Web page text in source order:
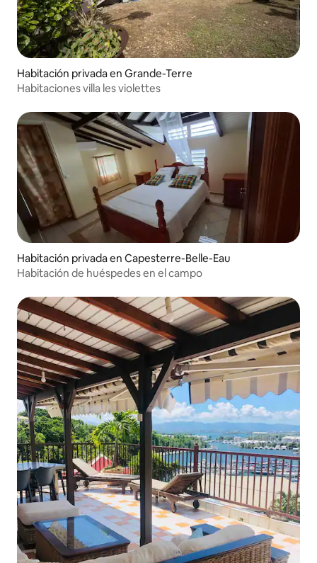
Habitación privada en Grande-Terre
Habitaciones villa les violettes
Habitación privada en Capesterre-Belle-Eau
Habitación de huéspedes en el campo